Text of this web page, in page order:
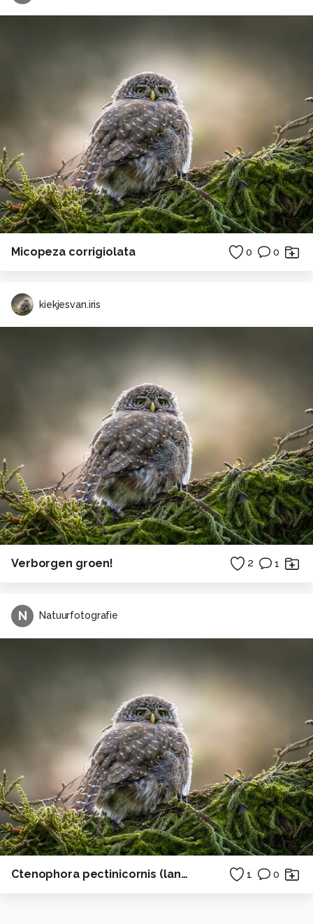
Micopeza corrigiolata 0 0
kiekjesvan.iris
Verborgen groen! 2 1
N Natuurfotografie
Ctenophora pectinicornis (langpootmug) 1 0